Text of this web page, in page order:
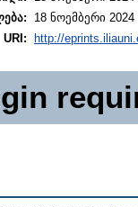
18 ნოემბერი 2024
URI:
http://